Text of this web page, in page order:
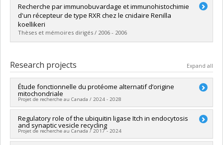
Graduate :Azakir, Bilal Ahmad
Cycle :Doctoral
Grade :Ph. D.
Lien vers le document dans Papyrus
Recherche par immunobuvardage et immunohistochimie
d'un récepteur de type RXR chez le cnidaire Renilla
koellikeri
Thèses et mémoires dirigés / 2006 - 2006
Cycle :Master's
Grade :M. Sc.
Lien vers le document dans Papyrus
Research projects Expand all
Étude fonctionnelle du protéome alternatif d’origine
mitochondriale
Projet de recherche au Canada / 2024 - 2028
Lead researcher : Sophie Breton
Co-researchers :Annie Angers ,Xavier Roucou
Funding sources:
Regulatory role of the ubiquitin ligase Itch in endocytosis
and synaptic vesicle recycling
Projet de recherche au Canada / 2017 - 2024